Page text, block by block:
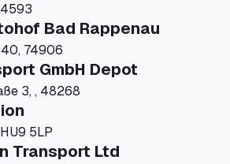
Bad Rappenau
74906
GmbH Depot
Otto-Hahn-Straße 3, , 48268
5LP
Transport Ltd